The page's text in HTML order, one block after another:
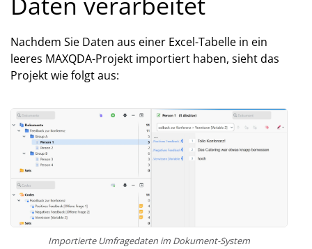
Nachdem Sie Daten aus einer Excel-Tabelle in ein
leeres MAXQDA-Projekt importiert haben, sieht das
Projekt wie folgt aus:
Importierte Umfragedaten im Dokument-System